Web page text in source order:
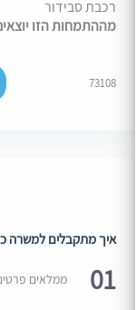
רכבת סבידור
מההתמחות הזו
73108
איך מתקבלים למשרה
01 ממלאים